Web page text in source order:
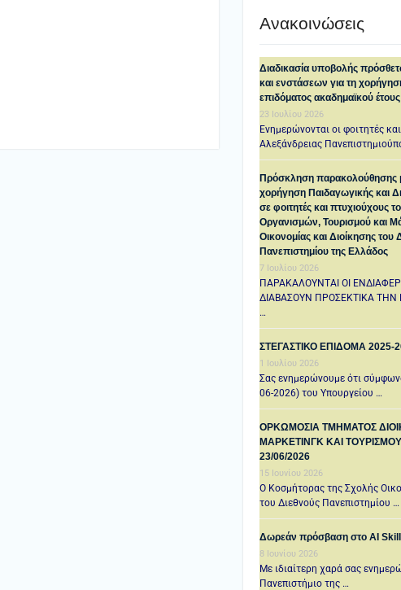
Ανακοινώσεις
Διαδικασία υποβολής
και ενστάσεων για τη
επιδόματος ακαδημαϊκού
23 Ιουλίου 2026
Ενημερώνονται οι φοιτητές
Αλεξάνδρειας
Πρόσκληση παρακολούθησης
χορήγηση Παιδαγωγικής και
σε φοιτητές και πτυχιούχους
Οργανισμών, Τουρισμού και
Οικονομίας και Διοίκησης του
Πανεπιστημίου της Ελλάδος
7 Ιουλίου 2026
ΠΑΡΑΚΑΛΟΥΝΤΑΙ ΟΙ
ΔΙΑΒΑΣΟΥΝ ΠΡΟΣΕΚΤΙΚΑ
…
ΣΤΕΓΑΣΤΙΚΟ ΕΠΙΔΟΜΑ 2025-
1 Ιουλίου 2026
Σας ενημερώνουμε ότι
06-2026) του Υπουργείου …
ΟΡΚΩΜΟΣΙΑ ΤΜΗΜΑΤΟΣ
ΜΑΡΚΕΤΙΝΓΚ ΚΑΙ
23/06/2026
15 Ιουνίου 2026
Ο Κοσμήτορας της Σχολής
του Διεθνούς Πανεπιστημίου …
Δωρεάν πρόσβαση στο AI
8 Ιουνίου 2026
Με ιδιαίτερη χαρά σας
Πανεπιστήμιο της …